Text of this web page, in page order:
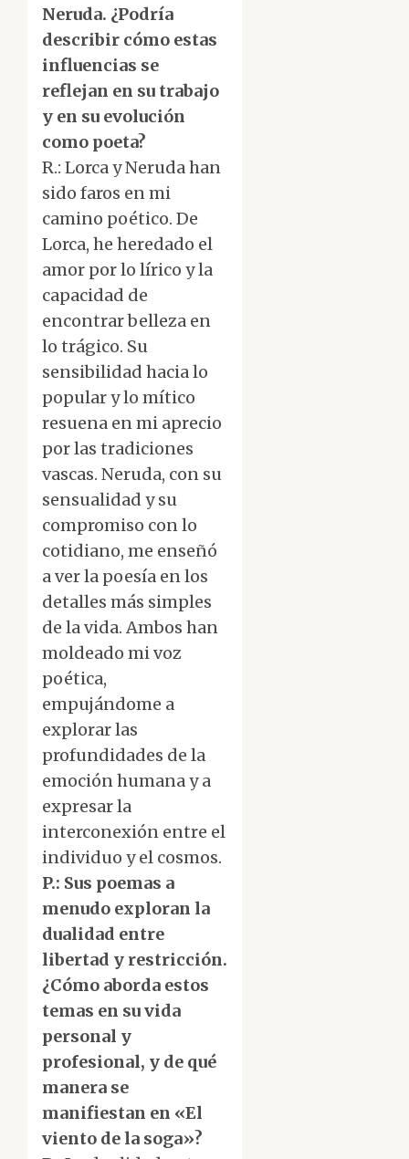
Neruda. ¿Podría
describir cómo estas
influencias se
reflejan en su trabajo
y en su evolución
como poeta?
R.: Lorca y Neruda han
sido faros en mi
camino poético. De
Lorca, he heredado el
amor por lo lírico y la
capacidad de
encontrar belleza en
lo trágico. Su
sensibilidad hacia lo
popular y lo mítico
resuena en mi aprecio
por las tradiciones
vascas. Neruda, con su
sensualidad y su
compromiso con lo
cotidiano, me enseñó
a ver la poesía en los
detalles más simples
de la vida. Ambos han
moldeado mi voz
poética,
empujándome a
explorar las
profundidades de la
emoción humana y a
expresar la
interconexión entre el
individuo y el cosmos.
P.: Sus poemas a
menudo exploran la
dualidad entre
libertad y restricción.
¿Cómo aborda estos
temas en su vida
personal y
profesional, y de qué
manera se
manifiestan en «El
viento de la soga»?